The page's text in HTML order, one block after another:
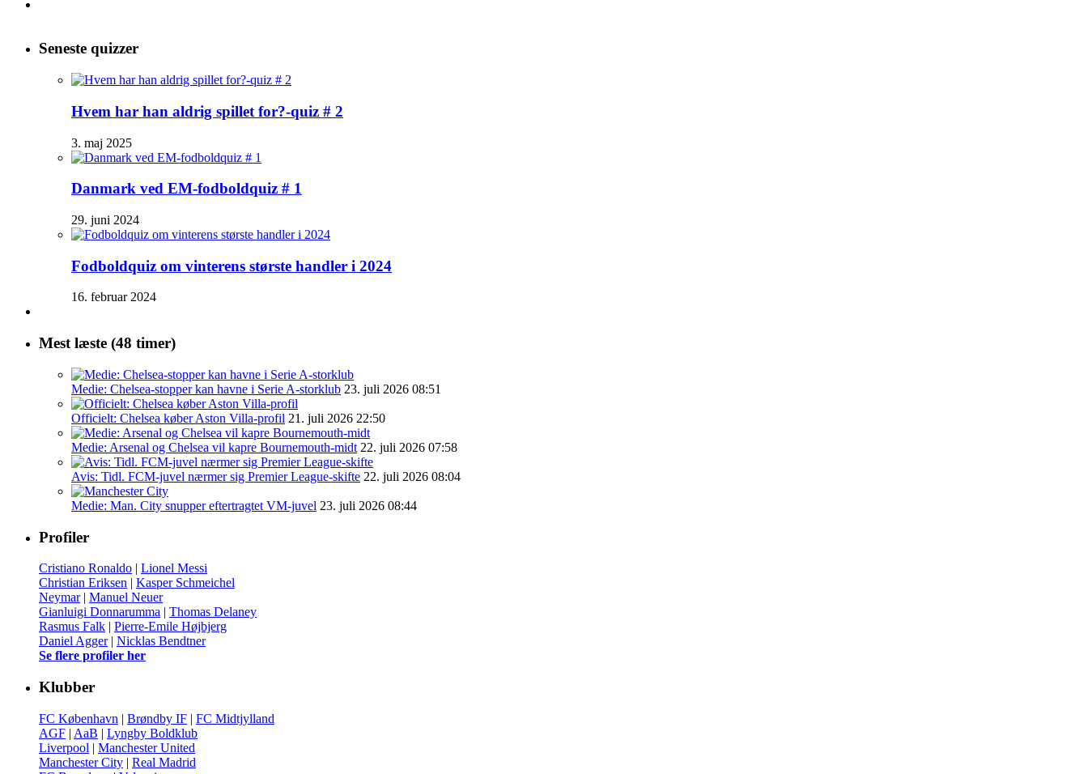
Seneste quizzer
Hvem har han aldrig spillet for?-quiz # 2
3. maj 2025
Danmark ved EM-fodboldquiz # 1
29. juni 2024
Fodboldquiz om vinterens største handler i 2024
16. februar 2024
Mest læste (48 timer)
Medie: Chelsea-stopper kan havne i Serie A-storklub 23. juli 2026 08:51
Officielt: Chelsea køber Aston Villa-profil 21. juli 2026 22:50
Medie: Arsenal og Chelsea vil kapre Bournemouth-midt 22. juli 2026 07:58
Avis: Tidl. FCM-juvel nærmer sig Premier League-skifte 22. juli 2026 08:04
Medie: Man. City snupper eftertragtet VM-juvel 23. juli 2026 08:44
Profiler
Cristiano Ronaldo | Lionel Messi
Christian Eriksen | Kasper Schmeichel
Neymar| Manuel Neuer
Gianluigi Donnarumma | Thomas Delaney
Rasmus Falk | Pierre-Emile Højbjerg
Daniel Agger| Nicklas Bendtner
Se flere profiler her
Klubber
FC København | Brøndby IF | FC Midtjylland
AGF | AaB | Lyngby Boldklub
Liverpool | Manchester United
Manchester City | Real Madrid